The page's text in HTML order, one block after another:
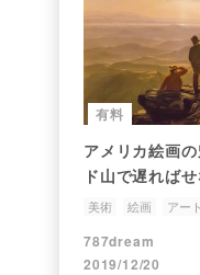
有料
アメリカ絵画
ド山で遅れば
美術 絵画 アート
787dream
2019/12/20